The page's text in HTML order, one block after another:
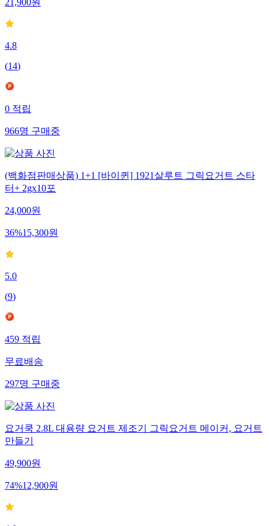
21,900원
4.8
(14)
0적립
966명구매중
(백화점판매상품) 1+1 [바이퀸] 1921살루트 그릭요거트 스타
터+ 2gx10포
24,000원
36%15,300원
5.0
(9)
459적립
무료배송
297명구매중
요거쿡 2.8L 대용량 요거트 제조기 그릭요거트 메이커, 요거트
만들기
49,900원
74%12,900원